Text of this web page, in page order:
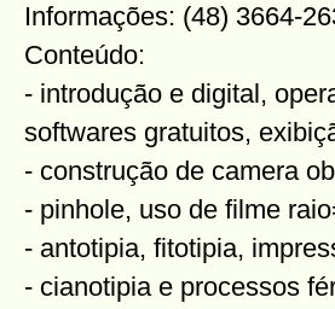
Informações: (48) 3664-
Conteúdo:
- introdução e digital,
softwares gratuitos,
- construção de camera
- pinhole, uso de filme
- antotipia, fitotipia,
- cianotipia e processos